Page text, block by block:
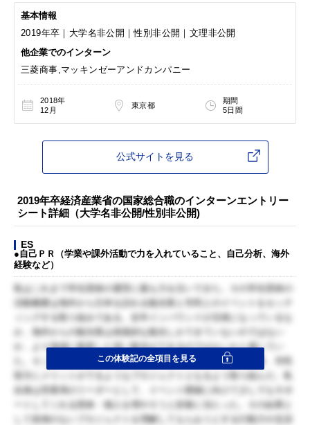
基本情報
2019年卒｜大学名非公開｜性別非公開｜文理非公開
他企業でのインターン
三菱商事,マッキンゼーアンドカンパニー
2018年
12月
東京都
期間
5日間
公式サイトを見る
2019年卒経済産業省の国家総合職のインターンエントリー
シート詳細（大学名非公開/性別非公開)
ES
●自己ＰＲ（学業や課外活動で力を入れていること、自己分析、海外
経験など）
私はこれまで学生団体の運営に最も力を注いできた。その学生団体の
活動概要は海外から日本を訪れる観光客と市民とのイベントをセッテ
ィングする取り組みである。近年インバウンドが活発になっているな
か、海外からの観光客は表面的な観光しかできていないのではない
か、より地域に根差した深い観光ができるのではないかと感じてい
た。そこで地域の方々の協力を得たうえで、海外からの観光客、市民
双方にメリットがでるようなプロジェクトとなるよう取り組んだ。私
自身は営業局のリーダーとして、イベント開催に向けて少しでもサポ
ートしてくれる団体・個人を増やそうと折衝に当たった。その結果と
して前例のないプロジェクトを理解してもらおうとする行動力や交渉
この体験記の全項目を見る